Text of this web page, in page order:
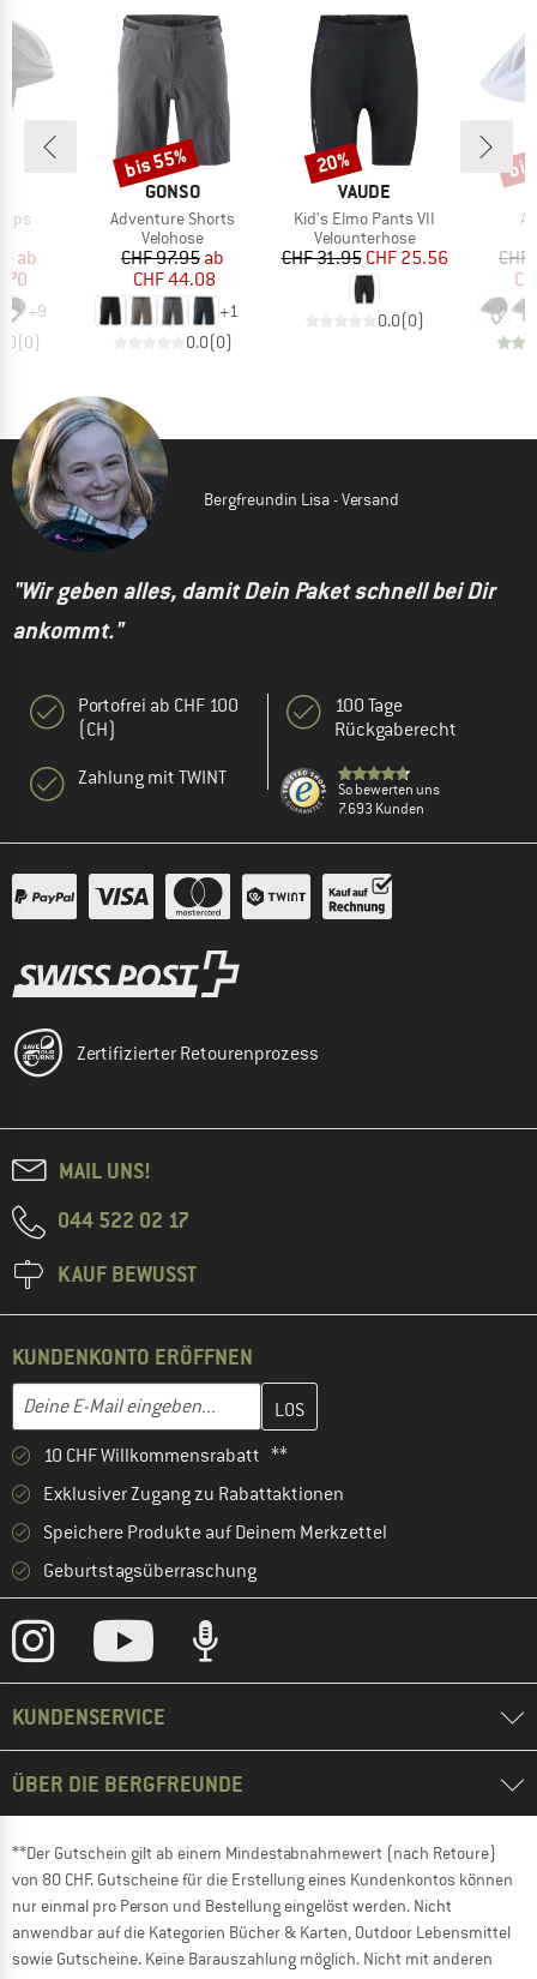
Preis
ab
+9
(0)
MARKE
GONSO
Artikel
Adventure Shorts
Produktgruppe
Velohose
Preis
CHF 97.95reduzierter Preis
ab
CHF 44.08
+1
0.0(0)
Rabatt
bis 55%
MARKE
VAUDE
Artikel
Kid's Elmo Pants VII
Produktgruppe
Velounterhose
Preis
CHF 31.95 reduzierter Preis
CHF 25.56
0.0(0)
Rabatt
20%
Bergfreundin Lisa - Versand
"Wir geben alles, damit Dein Paket schnell bei Dir
ankommt."
Portofrei ab CHF 100
(CH)
Zahlung mit TWINT
100 Tage
Rückgaberecht
So bewerten uns
7.693 Kunden
Zertifizierter Retourenprozess
MAIL UNS!
044 522 02 17
KAUF BEWUSST
KUNDENKONTO ERÖFFNEN
E-Mail-Adresse
Gib hier deine E-Mail-Adresse ein und erstelle im nächsten
10 CHF Willkommensrabatt **
Exklusiver Zugang zu Rabattaktionen
Speichere Produkte auf Deinem Merkzettel
Geburtstagsüberraschung
KUNDENSERVICE
ÜBER DIE BERGFREUNDE
**Der Gutschein gilt ab einem Mindestabnahmewert (nach Retoure)
von 80 CHF. Gutscheine für die Erstellung eines Kundenkontos können
nur einmal pro Person und Bestellung eingelöst werden. Nicht
anwendbar auf die Kategorien Bücher & Karten, Outdoor Lebensmittel
sowie Gutscheine. Keine Barauszahlung möglich. Nicht mit anderen